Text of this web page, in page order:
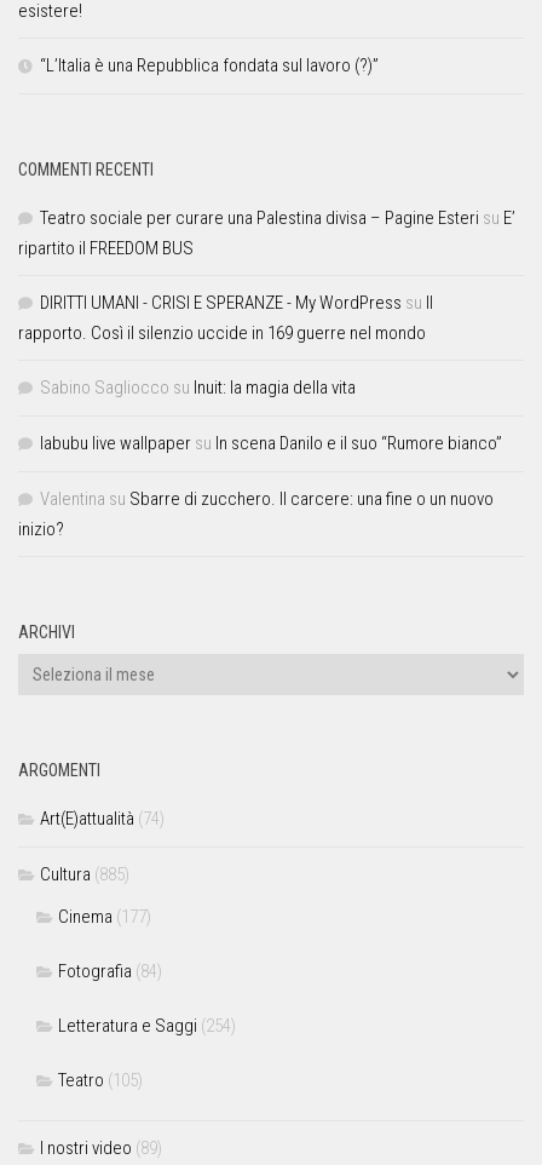
esistere!
“L’Italia è una Repubblica fondata sul lavoro (?)”
COMMENTI RECENTI
Teatro sociale per curare una Palestina divisa – Pagine Esteri su E’
ripartito il FREEDOM BUS
DIRITTI UMANI - CRISI E SPERANZE - My WordPress su Il
rapporto. Così il silenzio uccide in 169 guerre nel mondo
Sabino Sagliocco su Inuit: la magia della vita
labubu live wallpaper su In scena Danilo e il suo “Rumore bianco”
Valentina su Sbarre di zucchero. Il carcere: una fine o un nuovo
inizio?
ARCHIVI
ARGOMENTI
Art(E)attualità (74)
Cultura (885)
Cinema (177)
Fotografia (84)
Letteratura e Saggi (254)
Teatro (105)
I nostri video (89)